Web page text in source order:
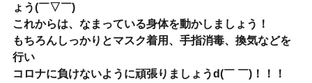
ょう(￣▽￣)
これからは、なまっている身体を動かしましょう！
もちろんしっかりとマスク着用、手指消毒、換気などを
行い
コロナに負けないように頑張りましょうd(￣ ￣)！！！